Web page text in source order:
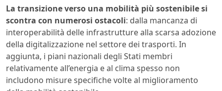
La transizione verso una mobilità più sostenibile si
scontra con numerosi ostacoli: dalla mancanza di
interoperabilità delle infrastrutture alla scarsa adozione
della digitalizzazione nel settore dei trasporti. In
aggiunta, i piani nazionali degli Stati membri
relativamente all’energia e al clima spesso non
includono misure specifiche volte al miglioramento